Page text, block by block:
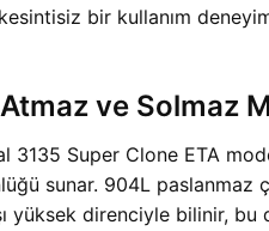
bir kullanım
ve Solmaz
Super Clone ETA
sunar. 904L
yüksek direnciyle bilinir,